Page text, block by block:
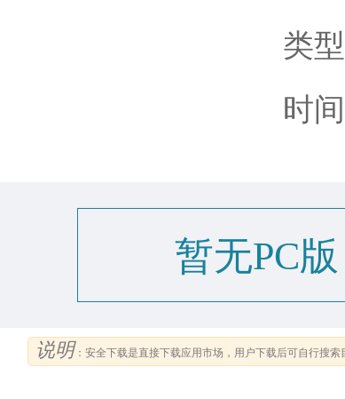
类
时
暂无PC版
说明：安全下载是直接下载应用市场，用户下载后可自行搜索